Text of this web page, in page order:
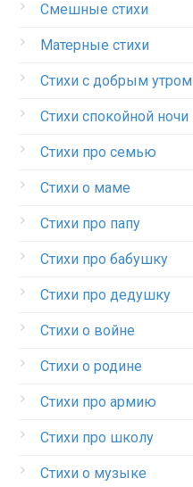
Смешные стихи
Матерные стихи
Стихи с добрым утром
Стихи спокойной ночи
Стихи про семью
Стихи о маме
Стихи про папу
Стихи про бабушку
Стихи про дедушку
Стихи о войне
Стихи о родине
Стихи про армию
Стихи про школу
Стихи о музыке